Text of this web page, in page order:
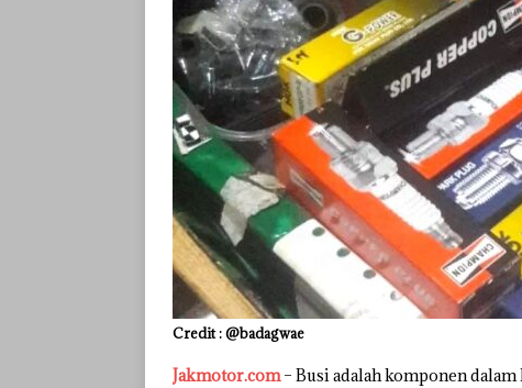
Credit : @badagwae
Jakmotor.com– Busi adalah komponen